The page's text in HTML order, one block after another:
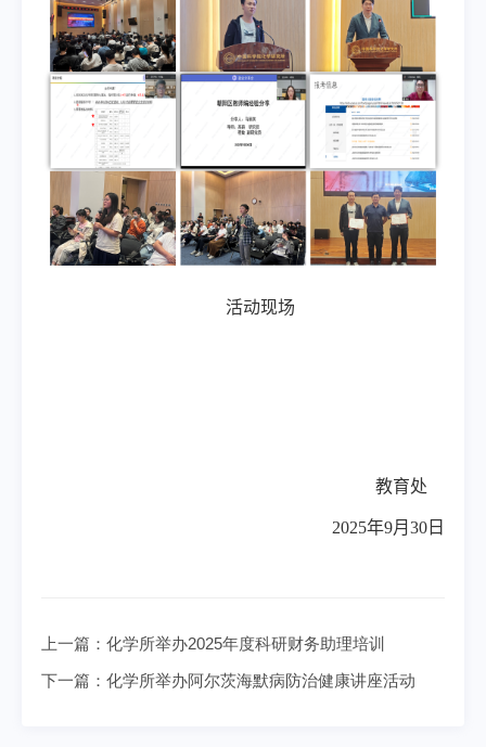
活动现场
教育处
2025年9月 30 日
上一篇： 化学所举办2025年度科研财务助理培训
下一篇： 化学所举办阿尔茨海默病防治健康讲座活动